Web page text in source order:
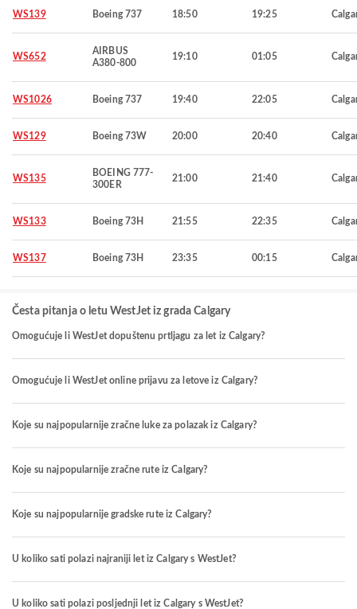
WS139 Boeing 737 18:50 19:25
WS652
AIRBUS
A380-800
19:10 01:05
WS1026 Boeing 737 19:40 22:05
WS129 Boeing 73W 20:00 20:40
WS135
BOEING 777-
300ER
21:00 21:40
WS133 Boeing 73H 21:55 22:35
WS137 Boeing 73H 23:35 00:15
Česta pitanja o letu WestJet iz grada Calgary
Omogućuje li WestJet dopuštenu prtljagu za let iz Calgary?
Omogućuje li WestJet online prijavu za letove iz Calgary?
Koje su najpopularnije zračne luke za polazak iz Calgary?
Koje su najpopularnije zračne rute iz Calgary?
Koje su najpopularnije gradske rute iz Calgary?
U koliko sati polazi najraniji let iz Calgary s WestJet?
U koliko sati polazi posljednji let iz Calgary s WestJet?